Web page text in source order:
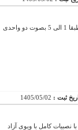
ثبت : 1405/05/02
نصبیات کامل با ویوی آزاد